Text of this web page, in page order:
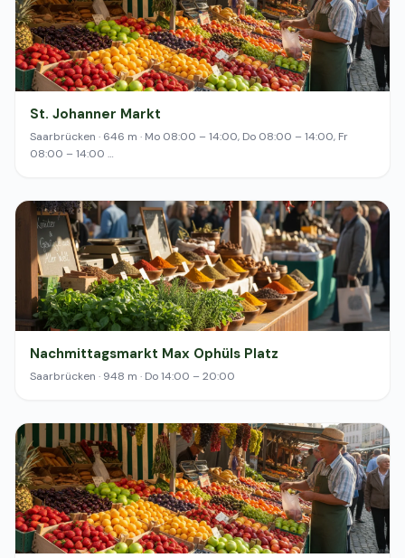
St. Johanner Markt
Saarbrücken · 646 m · Mo 08:00 – 14:00, Do 08:00 – 14:00, Fr
08:00 – 14:00 …
Nachmittagsmarkt Max Ophüls Platz
Saarbrücken · 948 m · Do 14:00 – 20:00